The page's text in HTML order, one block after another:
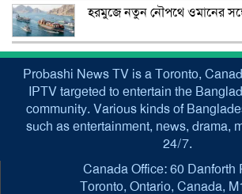
হরমুজে নতুন নৌপথে ওমানের
Probashi News TV is a Toronto,
IPTV targeted to entertain the
community. Various kinds of
such as entertainment, news, drama,
24/7.
Canada Office: 60 Danforth
Toronto, Ontario, Canada,